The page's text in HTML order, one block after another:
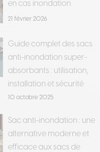
en cas inondation
21 février 2026
Guide complet des sacs
anti-inondation super-
absorbants : utilisation,
installation et sécurité
10 octobre 2025
Sac anti-inondation : une
alternative moderne et
efficace aux sacs de